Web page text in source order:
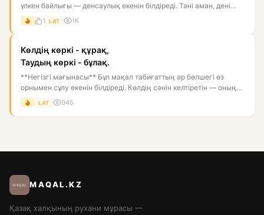
үлкен байлығы — денсаулық екенін білдіреді. Тәні аман, дені
бүті...
1 LAT 1K
Көлдің көркі - құрақ,
Таудың көркі - бұлақ.
**Негізгі мағынасы** Бұл мақал табиғаттың әр бөлшегі өз
орнымен сұлу екенін білдіреді. Көлдің сәнін келтіретін — оның
жа...
LAT 945
MAQAL.KZ
Қазақ халқының рухани мұрасы —